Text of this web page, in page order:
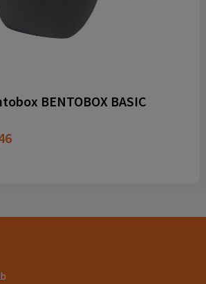
BENTOBOX BASIC